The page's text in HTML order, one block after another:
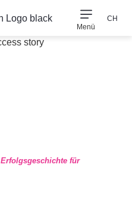
Menü
CH
für